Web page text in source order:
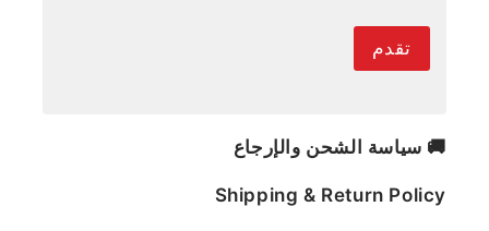
🚚 سياسة الشحن والإرجاع
Shipping & Return Policy